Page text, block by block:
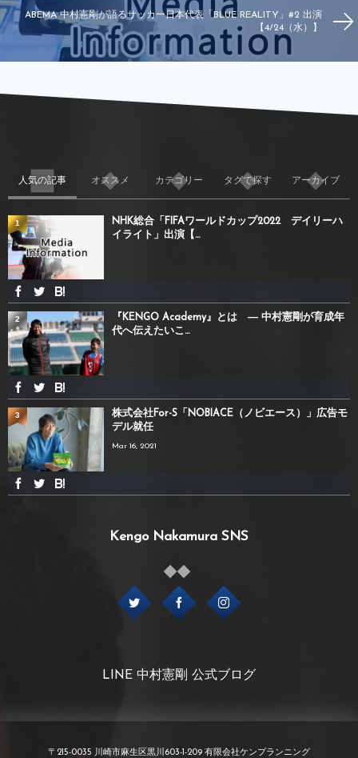
ABEMA 中村憲剛が語るサッカー日本代表「BLUE REALITY」#2 出演
【4/24（水）】
人気の記事 オススメ カテゴリー タグで探す アーカイブ
NHK総合「FIFAワールドカップ2022 デイリーハ
イライト」出演【...
1
『KENGO Academy』とは ― 中村憲剛が育成年
代へ伝えたいこ...
2
株式会社For-S「NOBIACE（ノビエース）」広告モ
デル就任
Mar 16, 2021
3
Kengo Nakamura SNS
LINE 中村憲剛 公式ブログ
〒215-0035 川崎市麻生区黒川603-1-209 有限会社ケンプランニング